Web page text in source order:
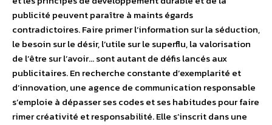
publicité peuvent paraître à maints égards
contradictoires. Faire primer l’information sur la séduction,
le besoin sur le désir, l’utile sur le superflu, la valorisation
de l’être sur l’avoir… sont autant de défis lancés aux
publicitaires. En recherche constante d’exemplarité et
d’innovation, une agence de communication responsable
s’emploie à dépasser ses codes et ses habitudes pour faire
rimer créativité et responsabilité. Elle s’inscrit dans une